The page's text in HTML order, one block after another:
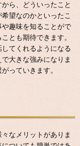
ら、どういったこと
望なのかといったこ
趣味を知ることがで
とも期待できます。
てくれるようになる
大きな強みになりま
っていきます。
なメリットがありま